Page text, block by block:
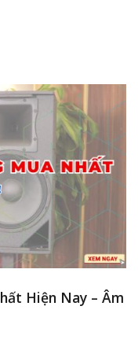
Hiện Nay – Âm